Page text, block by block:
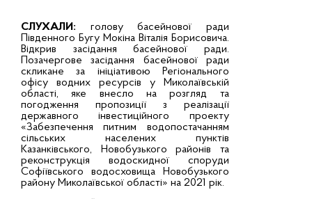
СЛУХАЛИ: голову басейнової ради
Південного Бугу Мокіна Віталія Борисовича.
Відкрив засідання басейнової ради.
Позачергове засідання басейнової ради
скликане за ініціативою Регіонального
офісу водних ресурсів у Миколаївській
області, яке внесло на розгляд та
погодження пропозиції з реалізації
державного інвестиційного проекту
«Забезпечення питним водопостачанням
сільських населених пунктів
Казанківського, Новобузького районів та
реконструкція водоскидної споруди
Софіївського водосховища Новобузького
району Миколаївської області» на 2021 рік.